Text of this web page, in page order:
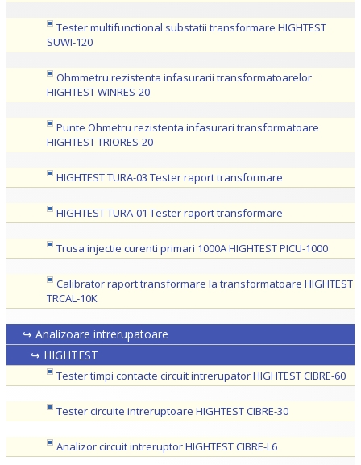
Tester multifunctional substatii transformare HIGHTEST
SUWI-120
Ohmmetru rezistenta infasurarii transformatoarelor
HIGHTEST WINRES-20
Punte Ohmetru rezistenta infasurari transformatoare
HIGHTEST TRIORES-20
HIGHTEST TURA-03 Tester raport transformare
HIGHTEST TURA-01 Tester raport transformare
Trusa injectie curenti primari 1000A HIGHTEST PICU-1000
Calibrator raport transformare la transformatoare HIGHTEST
TRCAL-10K
↪ Analizoare intrerupatoare
↪ HIGHTEST
Tester timpi contacte circuit intrerupator HIGHTEST CIBRE-60
Tester circuite intreruptoare HIGHTEST CIBRE-30
Analizor circuit intreruptor HIGHTEST CIBRE-L6